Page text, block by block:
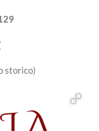
storico)